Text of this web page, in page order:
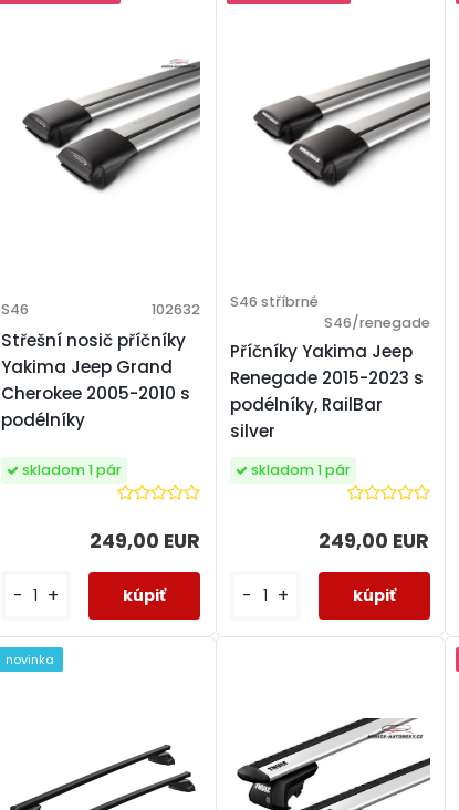
Střešní nosič příčníky
Yakima Jeep Grand
Cherokee 2005-2010 s
podélníky
S46 102632
249,00 EUR
skladom 1 pár
- +
Příčníky Yakima Jeep
Renegade 2015-2023 s
podélníky, RailBar
silver
S46 stříbrné
S46/renegade
249,00 EUR
skladom 1 pár
- +
novinka